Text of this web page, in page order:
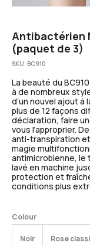
Antibactérien
(paquet de 3)
SKU: BC910
La beauté du
à de nombreux
d’un nouvel ajout
plus de 12 façons
déclaration, faire
vous l’approprier.
anti-transpiration
magie
antimicrobienne,
lavé en machine
protection et
conditions plus
Colour
Noir Rose